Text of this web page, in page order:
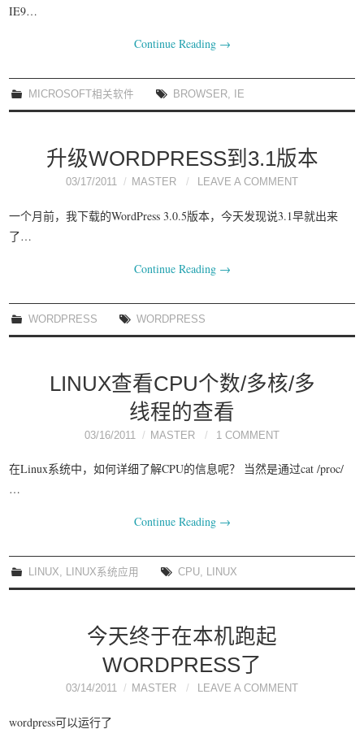
IE9…
Continue Reading →
MICROSOFT相关软件 BROWSER, IE
升级WORDPRESS到3.1版本
03/17/2011 MASTER LEAVE A COMMENT
一个月前，我下载的WordPress 3.0.5版本，今天发现说3.1早就出来
了…
Continue Reading →
WORDPRESS WORDPRESS
LINUX查看CPU个数/多核/多
线程的查看
03/16/2011 MASTER 1 COMMENT
在Linux系统中，如何详细了解CPU的信息呢？ 当然是通过cat /proc/
…
Continue Reading →
LINUX, LINUX系统应用 CPU, LINUX
今天终于在本机跑起
WORDPRESS了
03/14/2011 MASTER LEAVE A COMMENT
wordpress可以运行了